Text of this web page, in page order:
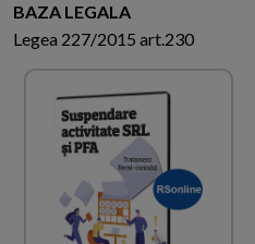
BAZA LEGALA
Legea 227/2015 art.230